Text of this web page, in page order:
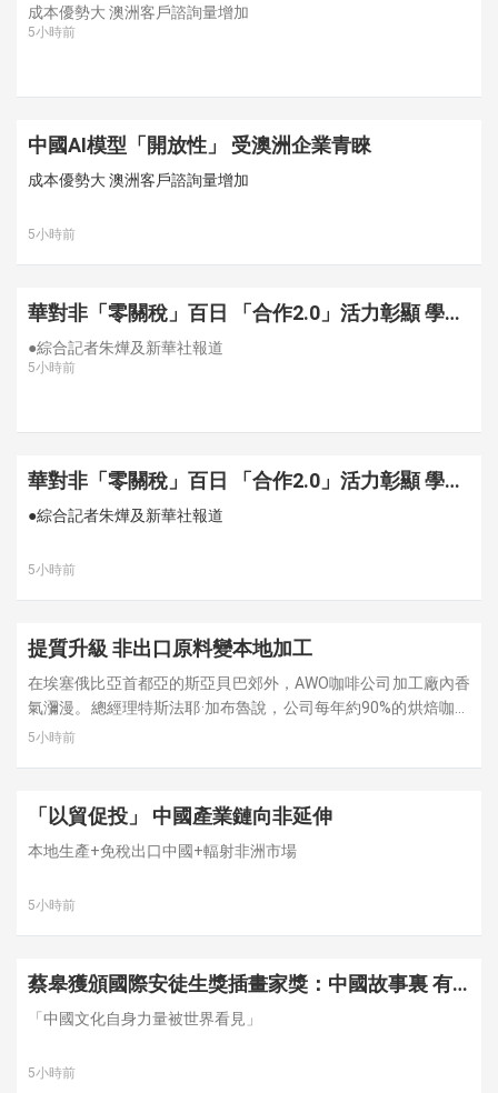
成本優勢大 澳洲客戶諮詢量增加
5小時前
中國AI模型「開放性」 受澳洲企業青睞
成本優勢大 澳洲客戶諮詢量增加
5小時前
華對非「零關稅」百日 「合作2.0」活力彰顯 學
者：制度賦能發展穩定性 雙邊貿易大盤保持雙位
數高速增長
●綜合記者朱燁及新華社報道
5小時前
華對非「零關稅」百日 「合作2.0」活力彰顯 學
者：制度賦能發展穩定性 雙邊貿易大盤保持雙位
●綜合記者朱燁及新華社報道
5小時前
提質升級 非出口原料變本地加工
在埃塞俄比亞首都亞的斯亞貝巴郊外，AWO咖啡公司加工廠內香
氣瀰漫。總經理特斯法耶·加布魯說，公司每年約90%的烘焙咖啡
產品銷往中國。2024年，公司對華出口約140噸咖啡生豆和20噸
5小時前
「以貿促投」 中國產業鏈向非延伸
本地生產+免稅出口中國+輻射非洲市場
5小時前
蔡皋獲頒國際安徒生獎插畫家獎：中國故事裏 有
跨越語言的美
「中國文化自身力量被世界看見」
5小時前